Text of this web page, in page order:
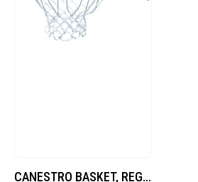
CANESTRO BASKET, REGOLAMENTARE, MODELLO SEMPLICE.